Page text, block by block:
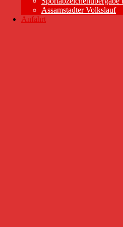
Assamstadter Volkslauf
Anfahrt